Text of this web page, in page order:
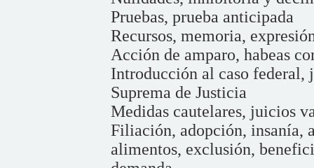
Pruebas, prueba anticipada
Recursos, memoria,
Acción de amparo, habeas
Introducción al caso federal,
Suprema de Justicia
Medidas cautelares, juicios
Filiación, adopción, insanía,
alimentos, exclusión,